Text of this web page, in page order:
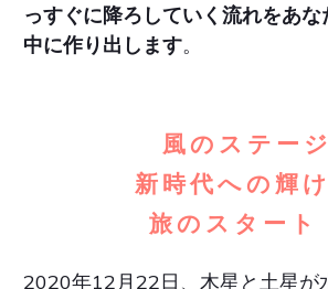
っすぐに降ろしていく流れをあ
中に作り出します。
風のステージ
新時代への輝
旅のスタート
2020年12月22日、木星と土星が